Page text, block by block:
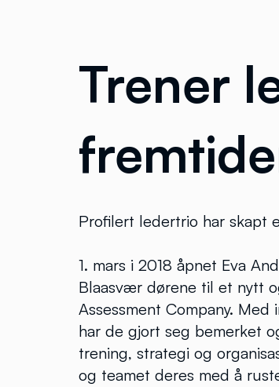
Trener
Profilert ledertrio har skapt
1. mars i 2018 åpnet Eva
Blaasvær dørene til et nytt
Assessment Company.
har de gjort seg bemerket
trening, strategi og
og teamet deres med å